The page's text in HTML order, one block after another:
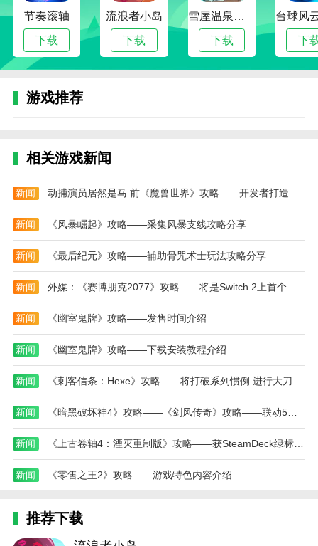
驾驶生活模拟游戏内容
1、【主线与支线任务】：玩家完成送货、接送乘
客、道路巡逻等多种任务，获取奖励提升等级；
2、【车辆养成与改装】：通过任务赚取金币，升
级车辆性能，解锁更多车型和装饰；
4、【驾驶技巧挑战】：设置多种驾驶考验，如时
驾驶生活模拟游戏测评
驾驶生活模拟游戏以其真实的驾驶体验和丰富的生
活模拟元素赢得了广大玩家的喜爱。游戏通过精细的城
市建模和多样化的任务设计，让玩家不仅能体验驾驶的
乐趣，还能感受到虚拟生活的多彩。车辆的多样选择和
自由改装系统提升了游戏的可玩性，而开放的自由驾驶
模式更是让玩家能够随心探索游戏世界。整体来说，这
是一款集真实驾驶与生活模拟于一体的高品质3D游戏，
驾驶生活模拟游戏适合喜欢驾驶和模拟生活的玩家尝
试。
本站为您提供驾驶生活模拟的 手机游戏 ，欢迎大
家记住本站网址，本站是您下载安卓手游app最好的网
站！
节奏滚轴
下载
流浪者小岛
下载
雪屋温泉旅馆下载官方版正版
下载 下
游戏推荐
相关游戏新闻
新闻 动捕演员居然是马 前《魔兽世界》攻略——开发者打造骑马新游
新闻 《风暴崛起》攻略——采集风暴支线攻略分享
新闻 《最后纪元》攻略——辅助骨咒术士玩法攻略分享
新闻
新闻 《幽室鬼牌》攻略——发售时间介绍
新闻 《幽室鬼牌》攻略——下载安装教程介绍
新闻
新闻 《暗黑破坏神4》攻略——《剑风传奇》攻略——联动5月7日开启
新闻 《上古卷轴4：湮灭重制版》攻略——获SteamDeck绿标 实机体验总体流畅但存瑕疵
新闻 《零售之王2》攻略——游戏特色内容介绍
推荐下载